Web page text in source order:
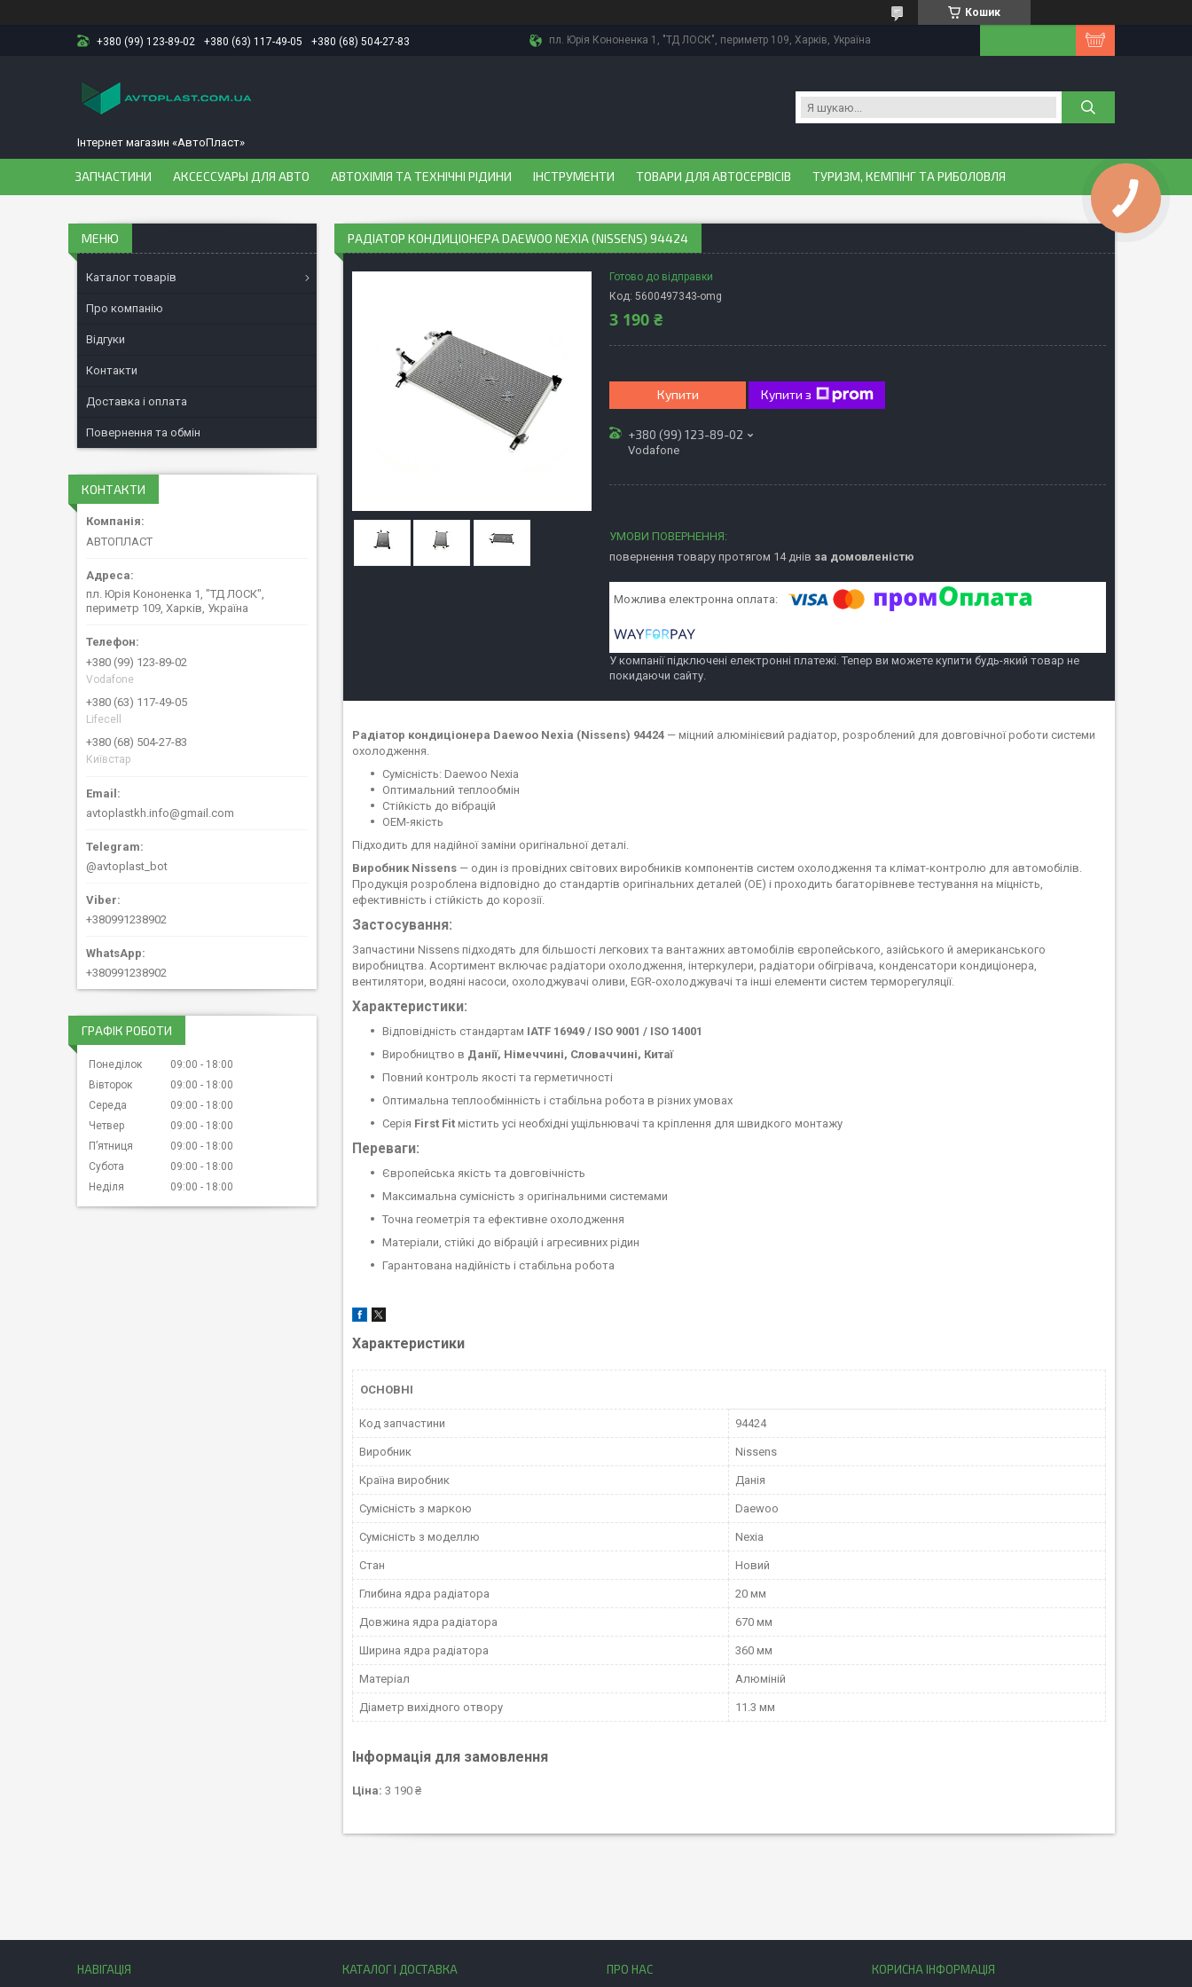
Кошик
+380 (99) 123-89-02 +380 (63) 117-49-05 +380 (68) 504-27-83 пл. Юрія Кононенка 1, "ТД ЛОСК", периметр 109, Харків, Україна
Інтернет магазин «АвтоПласт»
ЗАПЧАСТИНИ АКСЕССУАРЫ ДЛЯ АВТО АВТОХІМІЯ ТА ТЕХНІЧНІ РІДИНИ ІНСТРУМЕНТИ ТОВАРИ ДЛЯ АВТОСЕРВІСІВ ТУРИЗМ, КЕМПІНГ ТА РИБОЛОВЛЯ
РАДІАТОР КОНДИЦІОНЕРА DAEWOO NEXIA (NISSENS) 94424
Готово до відправки
Код: 5600497343-omg
3 190 ₴
Купити Купити з
+380 (99) 123-89-02
Vodafone
повернення товару протягом 14 днів за домовленістю
У компанії підключені електронні платежі. Тепер ви можете купити будь-який товар не
покидаючи сайту.
Радіатор кондиціонера Daewoo Nexia (Nissens) 94424 — міцний алюмінієвий радіатор, розроблений для довговічної роботи системи
охолодження.
Сумісність: Daewoo Nexia
Оптимальний теплообмін
Стійкість до вібрацій
OEM-якість
Підходить для надійної заміни оригінальної деталі.
Виробник Nissens — один із провідних світових виробників компонентів систем охолодження та клімат-контролю для автомобілів.
Продукція розроблена відповідно до стандартів оригінальних деталей (OE) і проходить багаторівневе тестування на міцність,
ефективність і стійкість до корозії.
Застосування:
Запчастини Nissens підходять для більшості легкових та вантажних автомобілів європейського, азійського й американського
виробництва. Асортимент включає радіатори охолодження, інтеркулери, радіатори обігрівача, конденсатори кондиціонера,
вентилятори, водяні насоси, охолоджувачі оливи, EGR-охолоджувачі та інші елементи систем терморегуляції.
Характеристики:
Відповідність стандартам IATF 16949 / ISO 9001 / ISO 14001
Виробництво в Данії, Німеччині, Словаччині, Китаї
Повний контроль якості та герметичності
Оптимальна теплообмінність і стабільна робота в різних умовах
Серія First Fit містить усі необхідні ущільнювачі та кріплення для швидкого монтажу
Переваги:
Європейська якість та довговічність
Максимальна сумісність з оригінальними системами
Точна геометрія та ефективне охолодження
Матеріали, стійкі до вібрацій і агресивних рідин
Гарантована надійність і стабільна робота
Характеристики
ОСНОВНІ
Код запчастини 94424
Виробник Nissens
Країна виробник Данія
Сумісність з маркою Daewoo
Сумісність з моделлю Nexia
Стан Новий
Глибина ядра радіатора 20 мм
Довжина ядра радіатора 670 мм
Ширина ядра радіатора 360 мм
Матеріал Алюміній
Діаметр вихідного отвору 11.3 мм
Інформація для замовлення
Ціна: 3 190 ₴
Каталог товарів
Про компанію
Відгуки
Контакти
Доставка і оплата
Повернення та обмін
КОНТАКТИ
АВТОПЛАСТ
пл. Юрія Кононенка 1, "ТД ЛОСК",
периметр 109, Харків, Україна
+380 (99) 123-89-02
Vodafone
+380 (63) 117-49-05
Lifecell
+380 (68) 504-27-83
Київстар
avtoplastkh.info@gmail.com
@avtoplast_bot
+380991238902
+380991238902
ГРАФІК РОБОТИ
Понеділок 09:00
18:00
Вівторок
09:00
18:00
Середа
09:00
18:00
Четвер
09:00
18:00
Пʼятниця
09:00
18:00
Субота
09:00
18:00
Неділя
09:00 18:00
НАВІГАЦІЯ КАТАЛОГ І ДОСТАВКА ПРО НАС КОРИСНА ІНФОРМАЦІЯ